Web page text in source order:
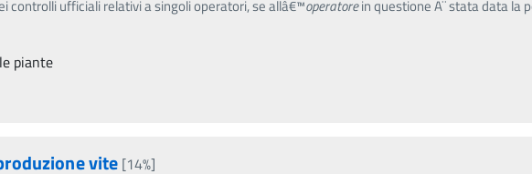
ufficiali relativi a singoli operatori, se allâ€™operatorein questione Ã¨ stata data la
piante
vite [14%]